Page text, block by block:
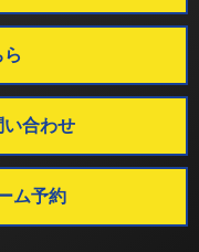
い合わせ
ム予約